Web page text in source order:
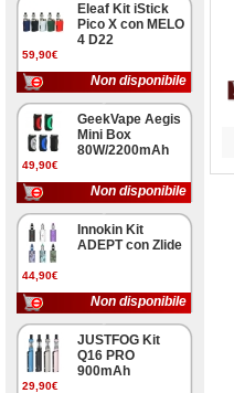
59,90€
Eleaf Kit iStick
Pico X con MELO
4 D22
Non disponibile
49,90€
GeekVape Aegis
Mini Box
80W/2200mAh
Non disponibile
44,90€
Innokin Kit
ADEPT con Zlide
Non disponibile
29,90€
JUSTFOG Kit
Q16 PRO
900mAh